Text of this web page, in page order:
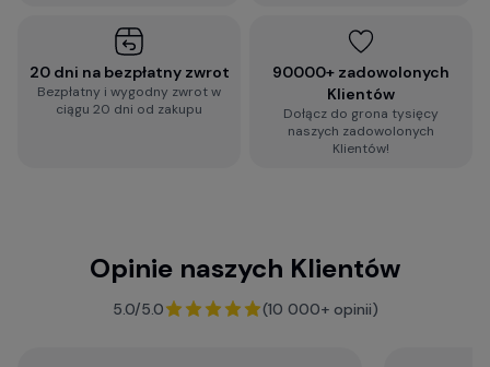
2-minutowa ankieta rekomendacji
wideorejestratora
Zobacz więcej porad dotyczących
wideorejestratorów, a także zestaw najczęściej
F.A.Q. - najczęściej zadawane pytania
20 dni na bezpłatny zwrot
Bezpłatny i wygodny zwrot w
ciągu 20 dni od zakupu
90000+ zadowolonych
Klientów
Dołącz do grona tysięcy
naszych zadowolonych
Klientów!
Opinie naszych Klientów
5.0/5.0 (10 000+ opinii)